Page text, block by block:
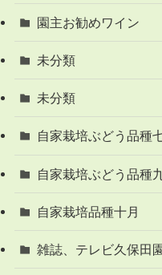
園主お勧めワイン
未分類
未分類
自家栽培ぶどう品種
自家栽培ぶどう品種
自家栽培品種十月
雑誌、テレビ久保田